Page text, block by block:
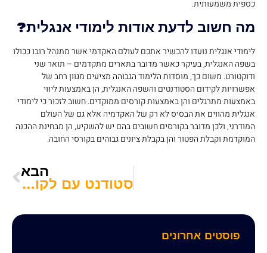
כספית משמעותית.
מה חשוב לדעת אודות לימודי אנגלית?
לימודי אנגלית נועדו להכשיר אתכם לעולם האקדמי אשר מתנהל רובו ככולו
בשפה האנגלית, בעיקר כאשר מדובר בתארים מתקדמים – תואר שני
ודוקטורט. משום כך, מוסדות הלימוד הגבוהה מציעים מגוון רחב של
אפשרויות לקידום הסטודנטים והשפה האנגלית, הן באמצעות ליווי
באמצעות מתרגלים והן באמצעות קורסים ממוקדים. חשוב לזכור כי לימודי
אנגלית מהווים את הבסיס לא רק של האקדמיה אלא גם של העולם
המודרני, ולכן מדובר בקורסים חשובים בהם יש להשקיע, הן מבחינת ההכנה
המוקדמת וקבלת הפטור והן בקבלת ציונים גבוהים בקורסי החובה.
הבא
סטודנט עם לקות למידה? אתה לא לבד
פוסטים אחרונים